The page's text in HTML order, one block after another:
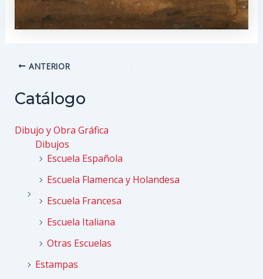
Navegación
entradas
ANTERIOR
Catálogo
Dibujo y Obra Gráfica
Dibujos
Escuela Española
Escuela Flamenca y Holandesa
Escuela Francesa
Escuela Italiana
Otras Escuelas
Estampas